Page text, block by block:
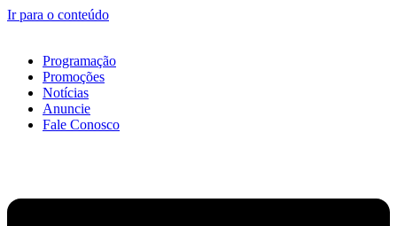
Ir para o conteúdo
Programação
Promoções
Notícias
Anuncie
Fale Conosco